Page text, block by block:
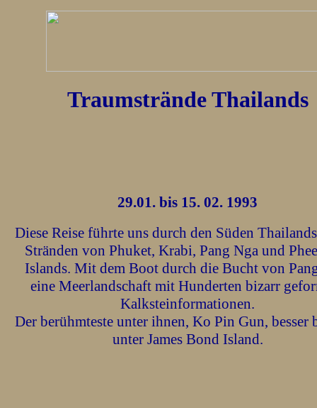
Traumstrände Thailands
29.01. bis 15. 02. 1993
Diese Reise führte uns durch den Süden
Stränden von Phuket, Krabi, Pang Nga und
Islands. Mit dem Boot durch die Bucht von
eine Meerlandschaft mit Hunderten bizarr
Kalksteinformationen.
Der berühmteste unter ihnen, Ko Pin Gun, besser
unter James Bond Island.